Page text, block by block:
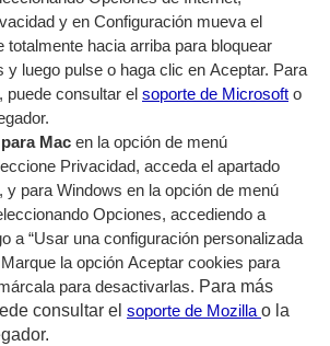
y en Configuración mueva el
totalmente hacia arriba para bloquear
y luego pulse o haga clic en Aceptar. Para
consultar el soporte de Microsoft o
Mac en la opción de menú
Privacidad, acceda el apartado
y para Windows en la opción de menú
Opciones, accediendo a
a “Usar una configuración personalizada
Marque la opción Aceptar cookies para
para desactivarlas. Para más
consultar el soporte de Mozillao la